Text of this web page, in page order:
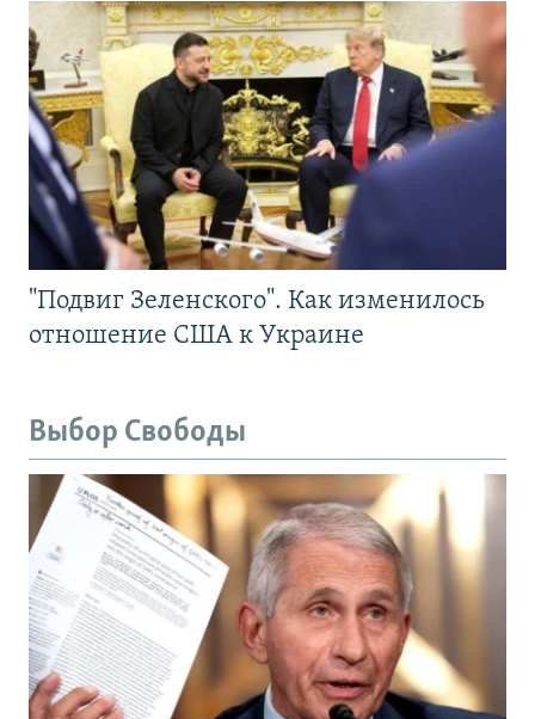
"Подвиг Зеленского". Как изменилось
отношение США к Украине
Выбор Свободы